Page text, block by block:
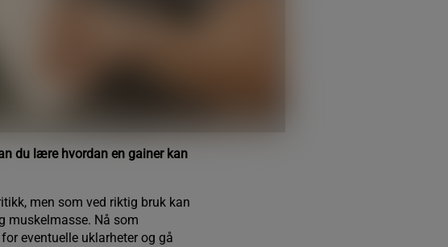
du lære hvordan en gainer kan
men som ved riktig bruk kan
muskelmasse. Nå som
eventuelle uklarheter og gå